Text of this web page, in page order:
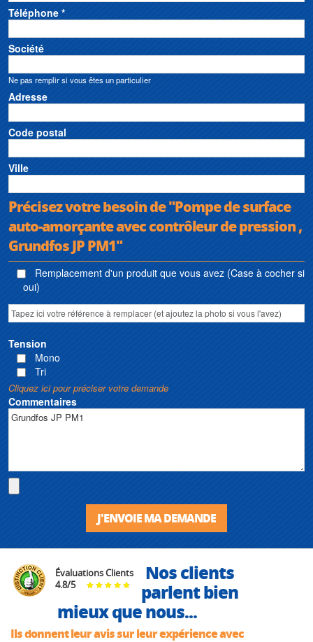
Téléphone *
Société
Ne pas remplir si vous êtes un particulier
Adresse
Code postal
Ville
Précisez votre besoin de "Pompe de surface
auto-amorçante avec contrôleur de pression ,
Grundfos JP PM1"
Remplacement d'un produit que vous avez (Case à cocher si
oui)
Tension
Mono
Tri
Cliquez ici pour préciser votre demande
Commentaires
J'ENVOIE MA DEMANDE
Évaluations Clients
4.8/5
Nos clients
parlent bien
mieux que nous...
Ils donnent leur avis sur leur expérience avec